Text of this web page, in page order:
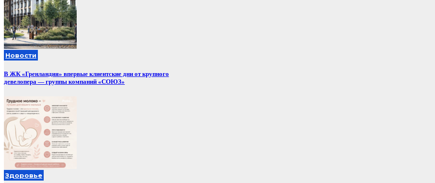
Новости
В ЖК «Гренландия» впервые клиентские дни от крупного
девелопера — группы компаний «СОЮЗ»
Здоровье